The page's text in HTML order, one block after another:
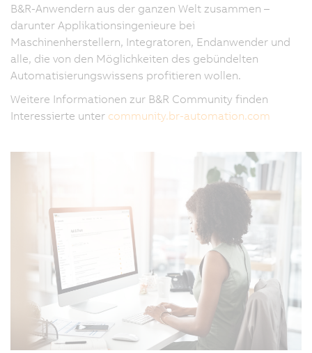
B&R-Anwendern aus der ganzen Welt zusammen –
darunter Applikationsingenieure bei
Maschinenherstellern, Integratoren, Endanwender und
alle, die von den Möglichkeiten des gebündelten
Automatisierungswissens profitieren wollen.
Weitere Informationen zur B&R Community finden
Interessierte unter community.br-automation.com